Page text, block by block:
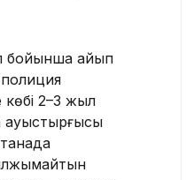
бойынша айып
көбі 2–3 жыл
ауыстырғысы